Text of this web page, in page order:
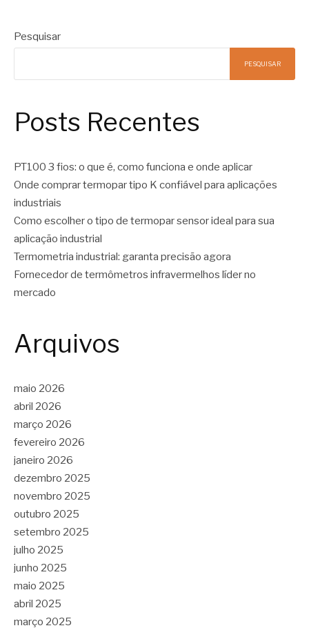
Pesquisar
PESQUISAR
Posts Recentes
PT100 3 fios: o que é, como funciona e onde aplicar
Onde comprar termopar tipo K confiável para aplicações
industriais
Como escolher o tipo de termopar sensor ideal para sua
aplicação industrial
Termometria industrial: garanta precisão agora
Fornecedor de termômetros infravermelhos líder no
mercado
Arquivos
maio 2026
abril 2026
março 2026
fevereiro 2026
janeiro 2026
dezembro 2025
novembro 2025
outubro 2025
setembro 2025
julho 2025
junho 2025
maio 2025
abril 2025
março 2025